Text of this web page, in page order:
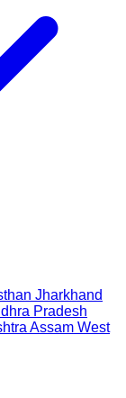
Jharkhand
Pradesh
Assam West